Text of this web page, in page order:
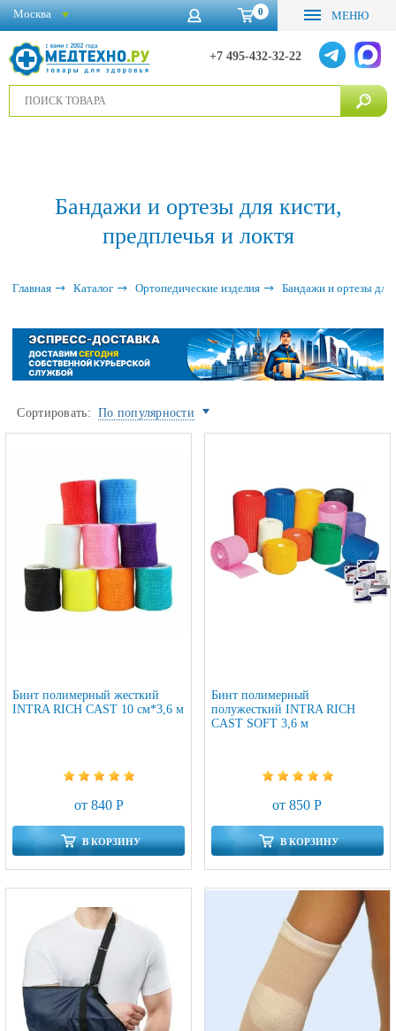
0 МЕНЮ
+7 495-432-32-22
Москва
Бандажи и ортезы для кисти,
предплечья и локтя
Главная Каталог Ортопедические изделия Бандажи и ортезы для
Сортировать: По популярности
Бинт полимерный жесткий
INTRA RICH CAST 10 см*3,6 м
от 840 Р
В КОРЗИНУ
Бинт полимерный
полужесткий INTRA RICH
CAST SOFT 3,6 м
от 850 Р
В КОРЗИНУ